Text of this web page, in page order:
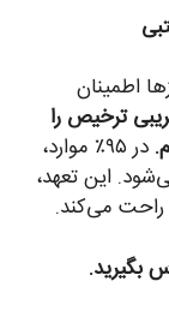
اطمینان
ترخیص را
در ۹۵٪ موارد،
این تعهد،
راحت می‌کند.
بگیرید.